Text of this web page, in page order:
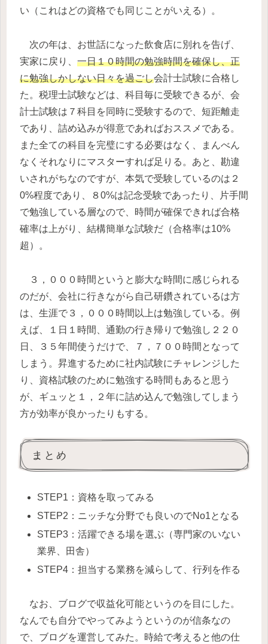
い（これはどの資格でも同じことがいえる）。
次の年は、お世話になった飲食店に別れを告げ、
実家に戻り、 一日１０時間の勉強時間を確保し、正
に勉強しかしない日々を過ごし会計士試験に合格し
た。税理士試験などは、科目毎に受験できるが、会
計士試験は７科目を同時に受験するので、短距離走
であり、詰め込みが得意であればおススメである。
また全ての科目を完璧にする必要はなく、まんべん
なくそれなりにマスターすれば足りる。あと、勘違
いされがちなのですが、本気で受験しているのは２
0%程度であり、８0%は記念受験であったり、片手間
で勉強している層なので、時間が確保できれば合格
確率は上がり、結構簡単な試験だ（合格率は10%
超）。
３，０００時間というと膨大な時間に感じられる
のだが、会社に行きながら自己研鑽されているは方
は、生涯で３，０００時間以上は勉強している。例
えば、１日１時間、通勤の行き帰りで勉強し２２０
日、３５年間使うだけで、７，７００時間となって
しまう。昇進するために社内試験にチャレンジした
り、資格試験のために勉強する時間もあると思う
が、ギュッと１，２年に詰め込んで勉強してしまう
方が効率が良かったりもする。
まとめ
STEP1：資格を取ってみる
STEP2：ニッチな分野でも良いのでNo1となる
STEP3：活躍できる場を選ぶ（専門家のいない
業界、田舎）
STEP4：担当する業務を減らして、行列を作る
なお、ブログで収益化可能というのを目にした。
なんでも自分でやってみようというのが信条なの
で、ブログを運営してみた。時給で考えると他の仕